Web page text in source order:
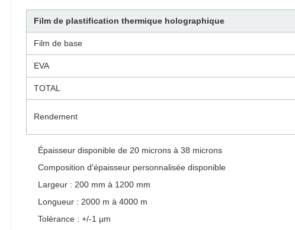
Film de plastification thermique holographique
Film de base
EVA
TOTAL
Rendement
Épaisseur disponible de 20 microns à 38 microns
Composition d'épaisseur personnalisée disponible
Largeur : 200 mm à 1200 mm
Longueur : 2000 m à 4000 m
Tolérance : +/-1 µm